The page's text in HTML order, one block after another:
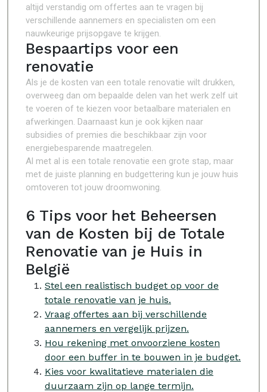
altijd verstandig om offertes aan te vragen bij
verschillende aannemers en specialisten om een
nauwkeurige prijsopgave te krijgen.
Bespaartips voor een
renovatie
Als je de kosten van een totale renovatie wilt drukken,
overweeg dan om bepaalde delen van het werk zelf uit
te voeren of te kiezen voor betaalbare materialen en
afwerkingen. Daarnaast kun je ook kijken naar
subsidies of premies die beschikbaar zijn voor
energiebesparende maatregelen.
Al met al is een totale renovatie een grote stap, maar
met de juiste planning en budgettering kun je jouw huis
omtoveren tot jouw droomwoning.
6 Tips voor het Beheersen
van de Kosten bij de Totale
Renovatie van je Huis in
België
Stel een realistisch budget op voor de
totale renovatie van je huis.
Vraag offertes aan bij verschillende
aannemers en vergelijk prijzen.
Hou rekening met onvoorziene kosten
door een buffer in te bouwen in je budget.
Kies voor kwalitatieve materialen die
duurzaam zijn op lange termijn.